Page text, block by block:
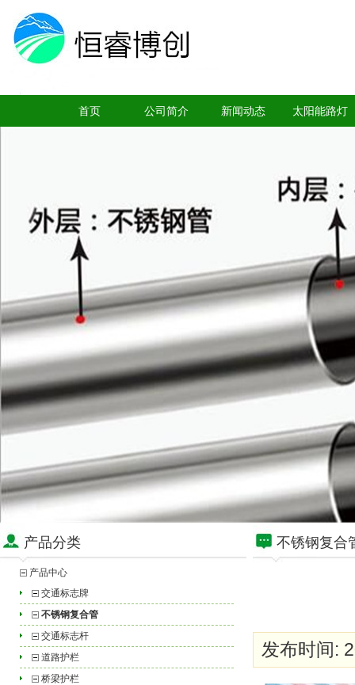
首页 公司简介 新闻动态 太阳能路灯
产品分类
产品中心
交通标志牌
不锈钢复合管
交通标志杆
道路护栏
桥梁护栏
不锈钢复合
发布时间: